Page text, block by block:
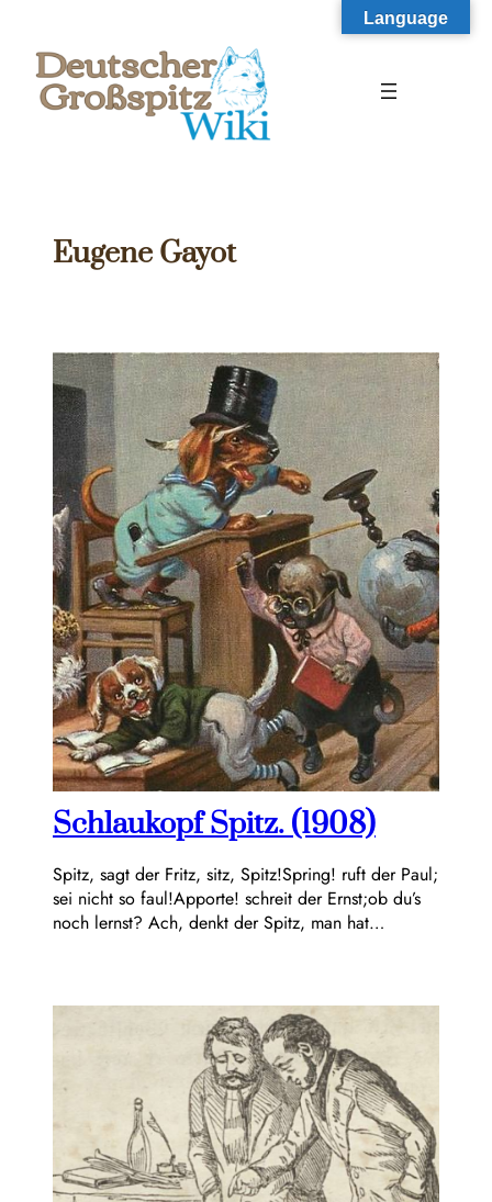
springen
Eugene Gayot
Schlaukopf Spitz. (1908)
Spitz, sagt der Fritz, sitz, Spitz!Spring! ruft der Paul;
sei nicht so faul!Apporte! schreit der Ernst;ob du’s
noch lernst? Ach, denkt der Spitz, man hat…
Language